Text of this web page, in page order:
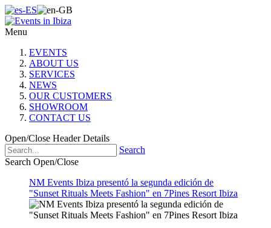
Menu
EVENTS
ABOUT US
SERVICES
NEWS
OUR CUSTOMERS
SHOWROOM
CONTACT US
Open/Close Header Details
Search
Search Open/Close
NM Events Ibiza presentó la segunda edición de
"Sunset Rituals Meets Fashion" en 7Pines Resort Ibiza